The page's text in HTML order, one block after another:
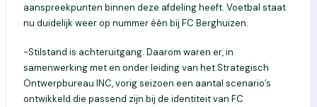
aanspreekpunten binnen deze afdeling heeft. Voetbal staat
nu duidelijk weer op nummer één bij FC Berghuizen.
-Stilstand is achteruitgang. Daarom waren er, in
samenwerking met en onder leiding van het Strategisch
Ontwerpbureau INC, vorig seizoen een aantal scenario’s
ontwikkeld die passend zijn bij de identiteit van FC